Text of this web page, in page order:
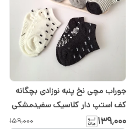
جوراب مچی نخ پنبه نوزادی بچگانه
کف استپ دار کلاسیک سفیدمشکی
۱۳۹٬۰۰۰ ۱۵۹٬۰۰۰